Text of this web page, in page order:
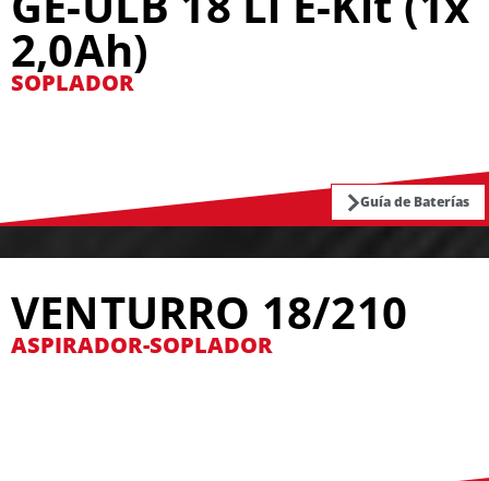
2,0Ah)
SOPLADOR
Guía de Baterías
VENTURRO 18/210
ASPIRADOR-SOPLADOR